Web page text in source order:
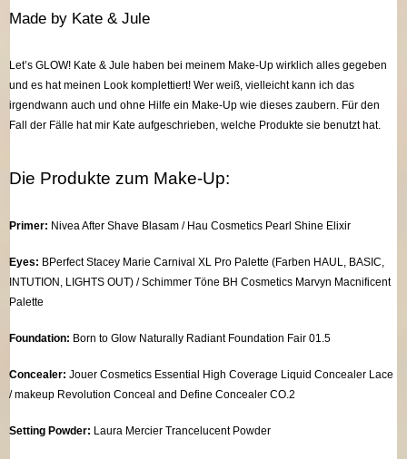
Made by Kate & Jule
Let’s GLOW! Kate & Jule haben bei meinem Make-Up wirklich alles gegeben
und es hat meinen Look komplettiert! Wer weiß, vielleicht kann ich das
irgendwann auch und ohne Hilfe ein Make-Up wie dieses zaubern. Für den
Fall der Fälle hat mir Kate aufgeschrieben, welche Produkte sie benutzt hat.
Die Produkte zum Make-Up:
Primer: Nivea After Shave Blasam / Hau Cosmetics Pearl Shine Elixir
Eyes: BPerfect Stacey Marie Carnival XL Pro Palette (Farben HAUL, BASIC,
INTUTION, LIGHTS OUT) / Schimmer Töne BH Cosmetics Marvyn Macnificent
Palette
Foundation: Born to Glow Naturally Radiant Foundation Fair 01.5
Concealer: Jouer Cosmetics Essential High Coverage Liquid Concealer Lace
/ makeup Revolution Conceal and Define Concealer CO.2
Setting Powder: Laura Mercier Trancelucent Powder